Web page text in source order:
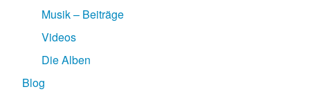
Musik – Beiträge
Videos
Die Alben
Blog